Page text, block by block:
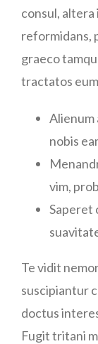
consul,
reformidans,
graeco
tractatos
Alienum
nobis
vim,
Saperet
Te vidit
suscipiantur
doctus
Fugit tritani